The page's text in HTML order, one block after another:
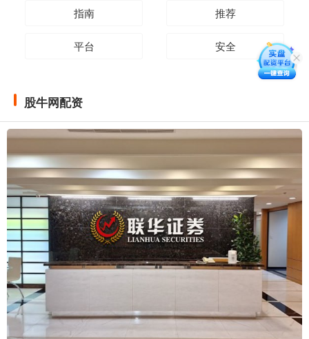
指南 推荐
平台 安全
股牛网配资